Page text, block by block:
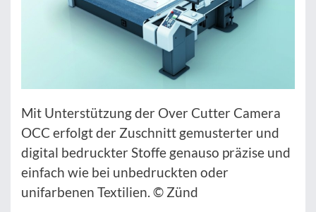
Mit Unterstützung der Over Cutter Camera
OCC erfolgt der Zuschnitt gemusterter und
digital bedruckter Stoffe genauso präzise und
einfach wie bei unbedruckten oder
unifarbenen Textilien. © Zünd